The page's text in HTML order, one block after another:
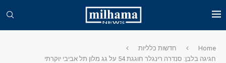
Home
חדשות כלליות
חגיגה בלבן: סנדרה רינגלר חוגגת 54 על גג מלון תל אביבי יוקרתי